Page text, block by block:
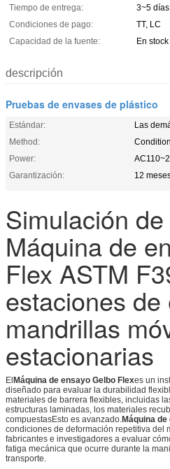
Tiempo de entrega:
3~5 días
Condiciones de pago:
TT, LC
Capacidad de la fuente:
En stock
descripción
Pruebas de envases de plástico
Estándar:
Las
Method:
Power:
Garantización:
12
Simulación
Máquina de
Flex ASTM
estaciones de
mandrillas
estacionarias
ElMáquina de ensayo Gelbo Flexes un
diseñado para evaluar la durabilidad
materiales de barrera flexibles, incluidas
estructuras laminadas, los materiales
compuestasEsto es avanzado.Máquina de
condiciones de deformación repetitiva del
fabricantes e investigadores a evaluar
fatiga mecánica que ocurre durante la
transporte.